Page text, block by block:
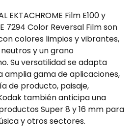
EKTACHROME Film E100 y
7294 Color Reversal Film son
colores limpios y vibrantes,
y un grano
Su versatilidad se adapta
amplia gama de aplicaciones,
de producto, paisaje,
también anticipa una
Super 8 y 16 mm para
y otros sectores.